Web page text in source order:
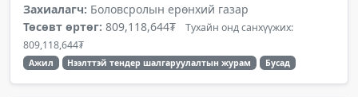
Захиалагч: Боловсролын ерөнхий газар
Төсөвт өртөг: 809,118,644₮ Тухайн онд санхүүжих:
809,118,644₮
Ажил Нээлттэй тендер шалгаруулалтын журам Бусад